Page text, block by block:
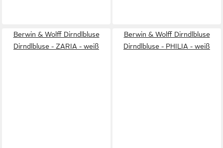
Berwin & Wolff Dirndlbluse
Dirndlbluse - ZARIA - weiß
Berwin & Wolff Dirndlbluse
Dirndlbluse - PHILIA - weiß